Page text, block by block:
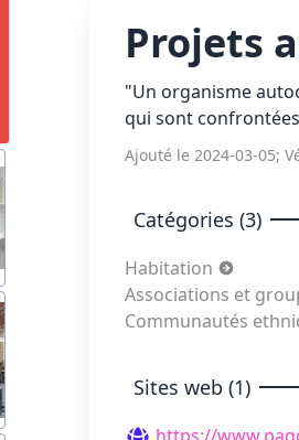
Projets
"Un organisme
qui sont
Ajouté le 2024-03-05;
Catégories (3)
Habitation
Associations et
Communautés
Sites web (1)